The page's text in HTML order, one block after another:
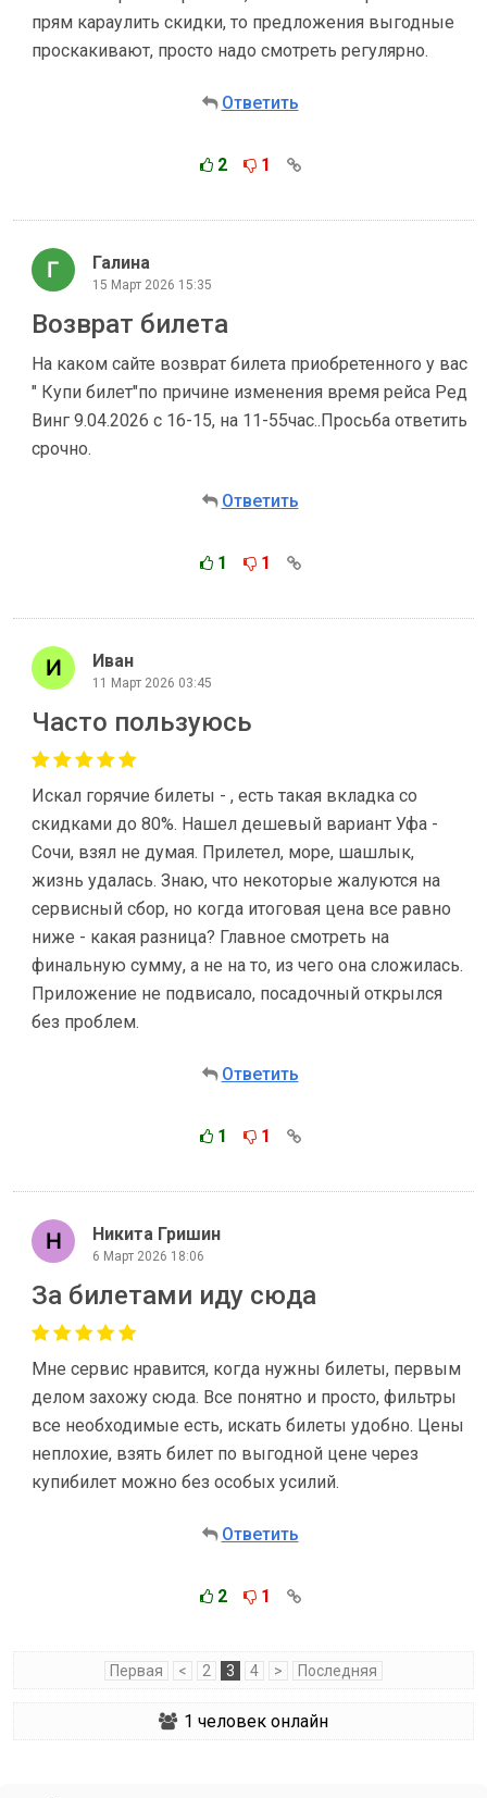
прям караулить скидки, то предложения выгодные
проскакивают, просто надо смотреть регулярно.
Ответить
2 1
Галина
15 Март 2026 15:35
Возврат билета
На каком сайте возврат билета приобретенного у вас
" Купи билет"по причине изменения время рейса Ред
Винг 9.04.2026 с 16-15, на 11-55час..Просьба ответить
срочно.
Ответить
1 1
Иван
11 Март 2026 03:45
Часто пользуюсь
Искал горячие билеты - , есть такая вкладка со
скидками до 80%. Нашел дешевый вариант Уфа -
Сочи, взял не думая. Прилетел, море, шашлык,
жизнь удалась. Знаю, что некоторые жалуются на
сервисный сбор, но когда итоговая цена все равно
ниже - какая разница? Главное смотреть на
финальную сумму, а не на то, из чего она сложилась.
Приложение не подвисало, посадочный открылся
без проблем.
Ответить
1 1
Никита Гришин
6 Март 2026 18:06
За билетами иду сюда
Мне сервис нравится, когда нужны билеты, первым
делом захожу сюда. Все понятно и просто, фильтры
все необходимые есть, искать билеты удобно. Цены
неплохие, взять билет по выгодной цене через
купибилет можно без особых усилий.
Ответить
2 1
Первая < 2 3 4 > Последняя
1 человек онлайн